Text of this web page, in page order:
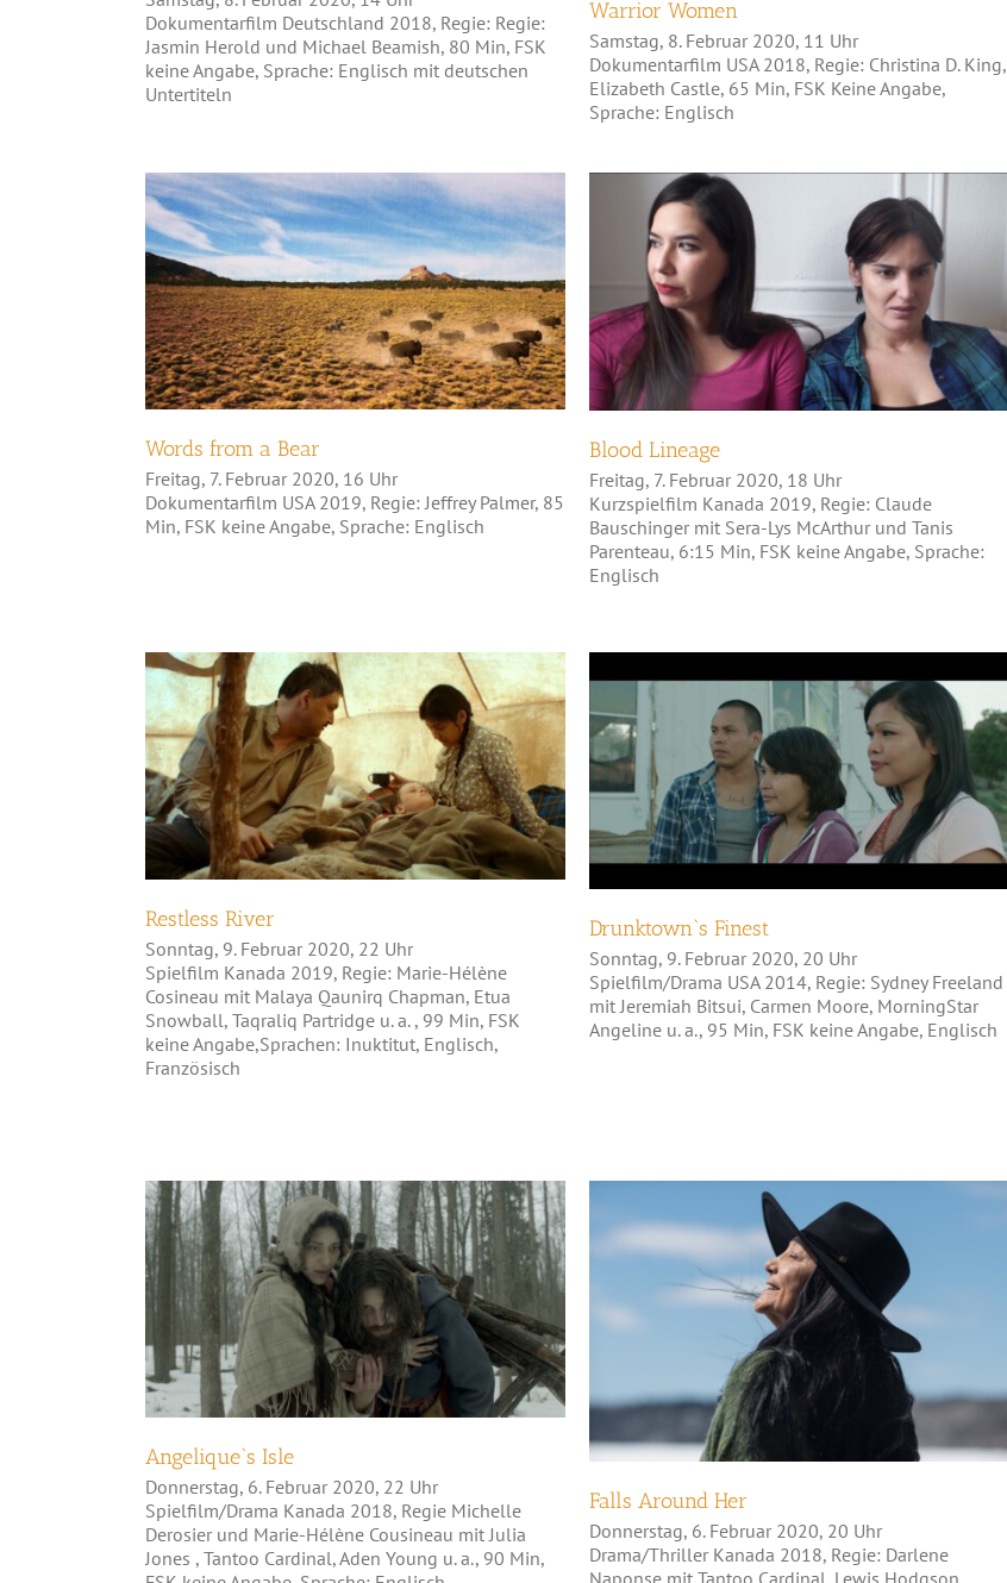
Dokumentarfilm Deutschland 2018, Regie: Regie:
Jasmin Herold und Michael Beamish, 80 Min, FSK
keine Angabe, Sprache: Englisch mit deutschen
Untertiteln
Warrior Women
Samstag, 8. Februar 2020, 11 Uhr
Dokumentarfilm USA 2018, Regie: Christina D. King,
Elizabeth Castle, 65 Min, FSK Keine Angabe,
Sprache: Englisch
Words from a Bear
Words from a Bear
Freitag, 7. Februar 2020, 16 Uhr
Dokumentarfilm USA 2019, Regie: Jeffrey Palmer, 85
Min, FSK keine Angabe, Sprache: Englisch
Blood Lineage
Blood Lineage
Freitag, 7. Februar 2020, 18 Uhr
Kurzspielfilm Kanada 2019, Regie: Claude
Bauschinger mit Sera-Lys McArthur und Tanis
Parenteau, 6:15 Min, FSK keine Angabe, Sprache:
Englisch
Restless River
Restless River
Sonntag, 9. Februar 2020, 22 Uhr
Spielfilm Kanada 2019, Regie: Marie-Hélène
Cosineau mit Malaya Qaunirq Chapman, Etua
Snowball, Taqraliq Partridge u. a. , 99 Min, FSK
keine Angabe,Sprachen: Inuktitut, Englisch,
Französisch
Drunktown`s Finest
Drunktown`s Finest
Sonntag, 9. Februar 2020, 20 Uhr
Spielfilm/Drama USA 2014, Regie: Sydney Freeland
mit Jeremiah Bitsui, Carmen Moore, MorningStar
Angeline u. a., 95 Min, FSK keine Angabe, Englisch
Angelique`s Isle
Angelique`s Isle
Donnerstag, 6. Februar 2020, 22 Uhr
Spielfilm/Drama Kanada 2018, Regie Michelle
Derosier und Marie-Hélène Cousineau mit Julia
Jones , Tantoo Cardinal, Aden Young u. a., 90 Min,
Falls Around Her
Falls Around Her
Donnerstag, 6. Februar 2020, 20 Uhr
Drama/Thriller Kanada 2018, Regie: Darlene
Naponse mit Tantoo Cardinal, Lewis Hodgson,